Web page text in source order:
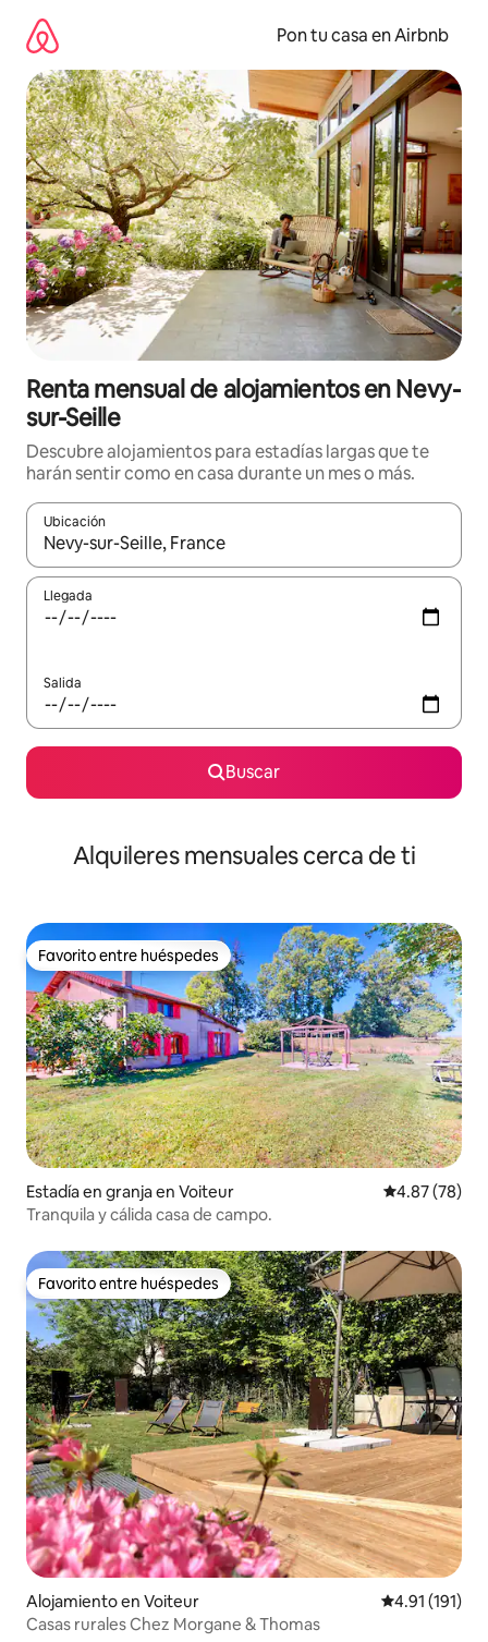
contenido
Pon tu casa en Airbnb
Renta mensual de alojamientos en Nevy-
sur-Seille
Descubre alojamientos para estadías largas que te
harán sentir como en casa durante un mes o más.
Ubicación
Cuando los resultados estén disponibles, navega con las
Llegada
Salida
Buscar
Alquileres mensuales cerca de ti
Favorito entre huéspedes
Favorito entre huéspedes
Estadía en granja en Voiteur Calificación
4.87 (78)
Tranquila y cálida casa de campo.
Favorito entre huéspedes
Favorito entre huéspedes
Alojamiento en Voiteur Calificación
4.91 (191)
Casas rurales Chez Morgane & Thomas